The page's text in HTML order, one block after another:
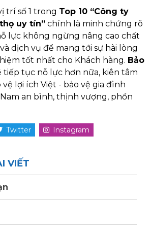
trí số 1 trong Top 10 “Công ty
uy tín” chính là minh chứng rõ
lực không ngừng nâng cao chất
dịch vụ để mang tới sự hài lòng
tốt nhất cho Khách hàng. Bảo
tiếp tục nỗ lực hơn nữa, kiên tâm
vệ lợi ích Việt - bảo vệ gia đình
an bình, thịnh vượng, phồn
Twitter Instagram
VIẾT